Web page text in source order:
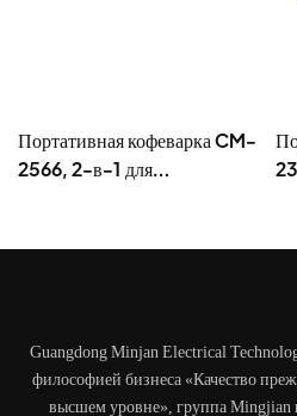
Портативная кофеварка CM-
2566, 2-в-1 для
Guangdong Minjan Electrical
философией бизнеса «Качество
высшем уровне», группа Mingjian